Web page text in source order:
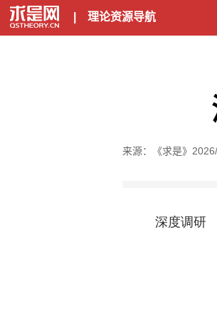
理论资源导航
来源：《求是》
深度调研